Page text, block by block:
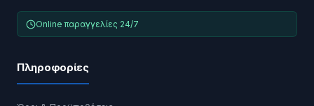
Online παραγγελίες 24/7
Πληροφορίες